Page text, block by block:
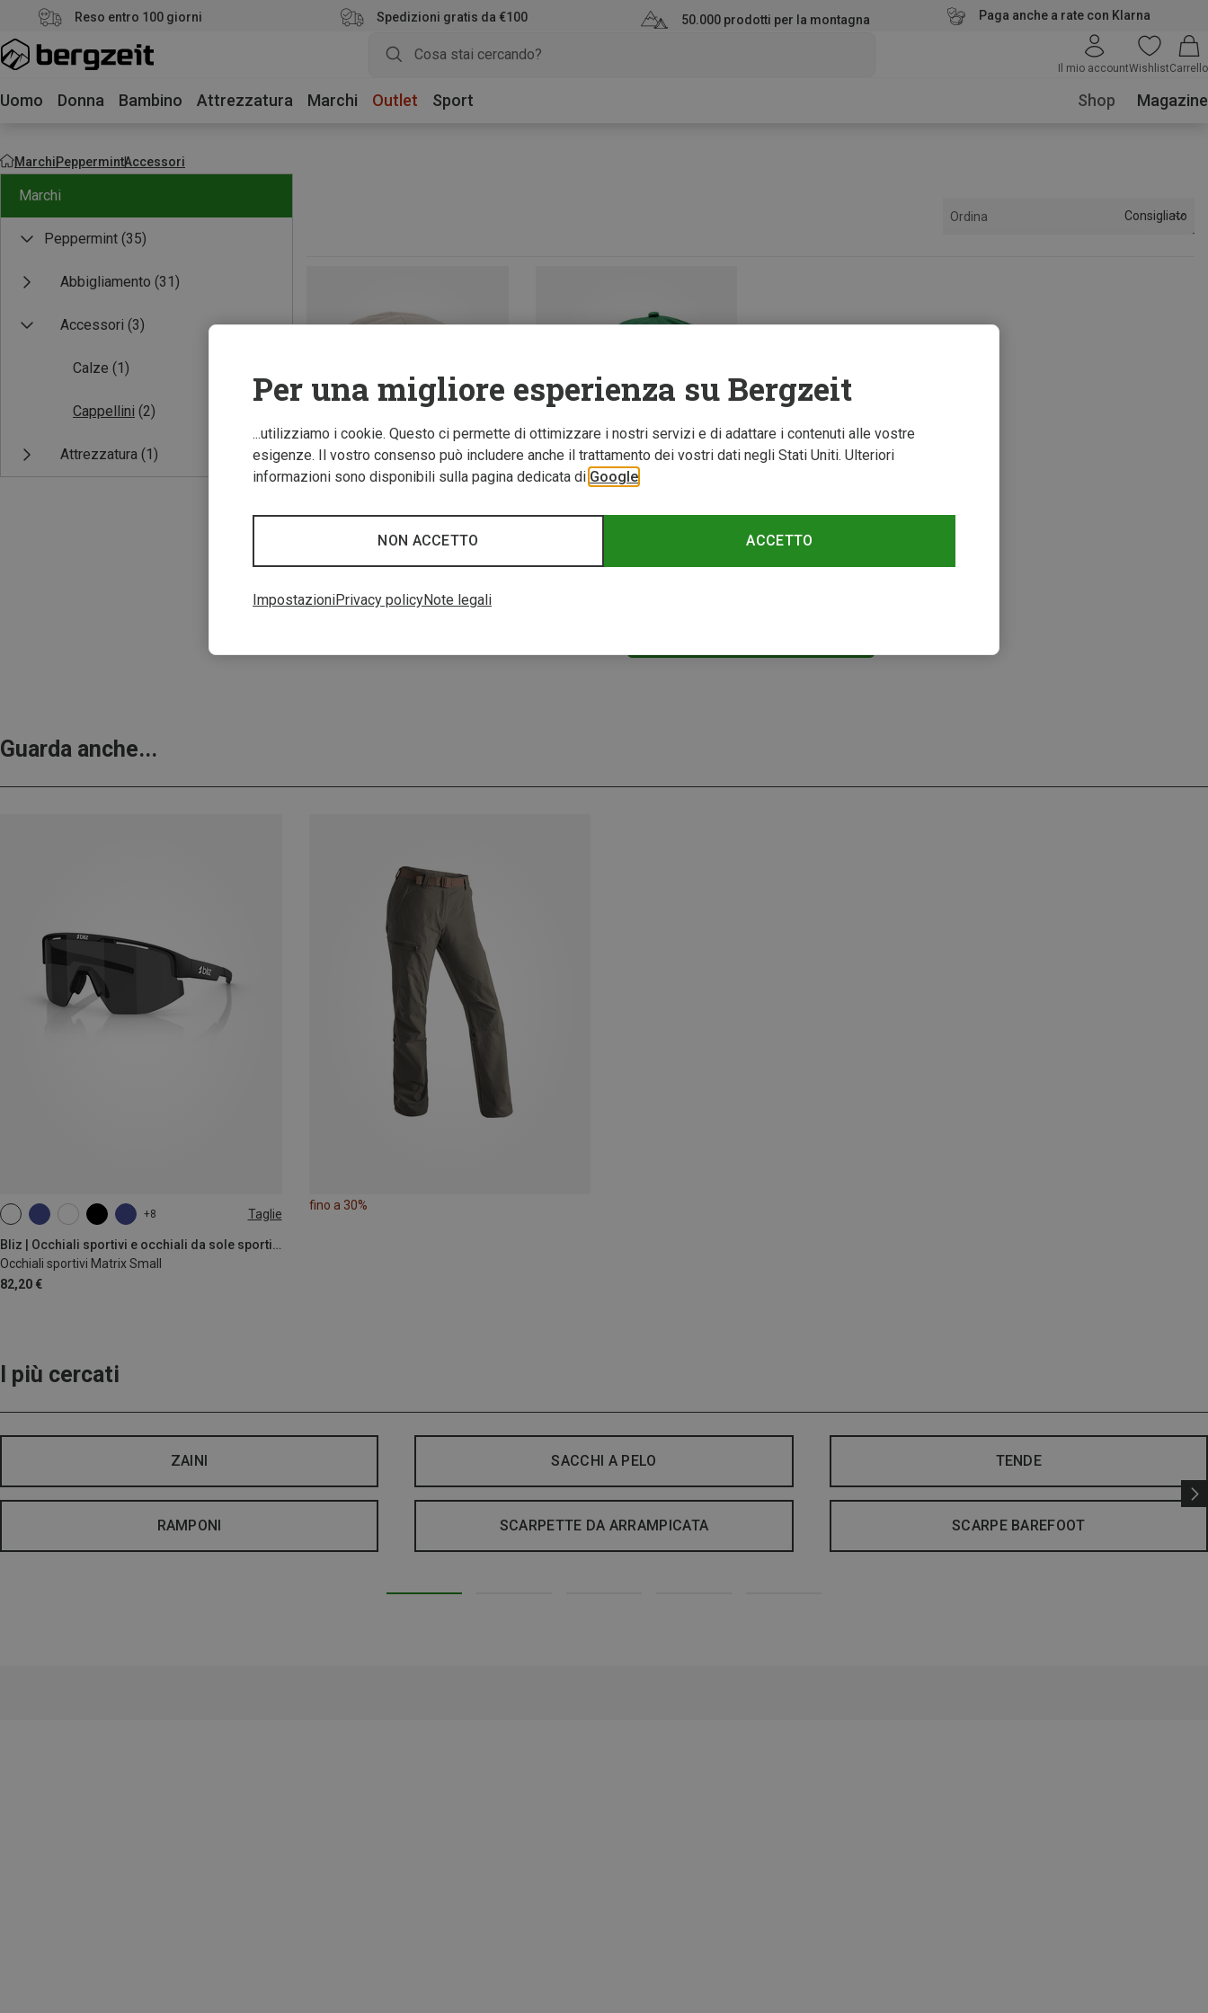
Reso entro 100 giorni Spedizioni gratis da €100 50.000 prodotti per la montagna Paga anche a rate con Klarna
Il mio accountWishlistCarrello
Uomo Donna Bambino Attrezzatura Marchi Outlet Sport Shop Magazine
MarchiPeppermintAccessori
Marchi
Peppermint (35)
Abbigliamento (31)
Accessori (3)
Calze (1)
Cappellini (2)
Attrezzatura (1)
Ordina Consigliato
Risparmi 20%
Guarda anche...
+8 Taglie
Bliz | Occhiali sportivi e occhiali da sole sportivi
Occhiali sportivi Matrix Small
82,20 €
ONE SIZE
fino a 30%
I più cercati
ZAINI SACCHI A PELO TENDE
RAMPONI SCARPETTE DA ARRAMPICATA SCARPE BAREFOOT
Per una migliore esperienza su Bergzeit
...utilizziamo i cookie. Questo ci permette di ottimizzare i nostri servizi e di adattare i contenuti alle vostre
esigenze. Il vostro consenso può includere anche il trattamento dei vostri dati negli Stati Uniti. Ulteriori
informazioni sono disponibili sulla pagina dedicata di Google
ACCETTO
NON ACCETTO
ImpostazioniPrivacy policyNote legali